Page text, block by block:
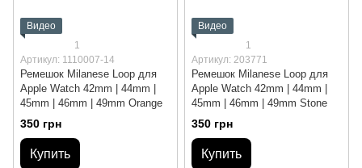
Видео
1
Артикул: 1110007-14
Ремешок Milanese Loop для
Apple Watch 42mm | 44mm |
45mm | 46mm | 49mm Orange
350 грн
Купить
Видео
1
Артикул: 203771
Ремешок Milanese Loop для
Apple Watch 42mm | 44mm |
45mm | 46mm | 49mm Stone
350 грн
Купить